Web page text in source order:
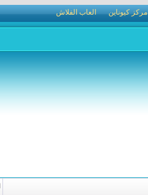
مركز كيوناين العاب الفلاش